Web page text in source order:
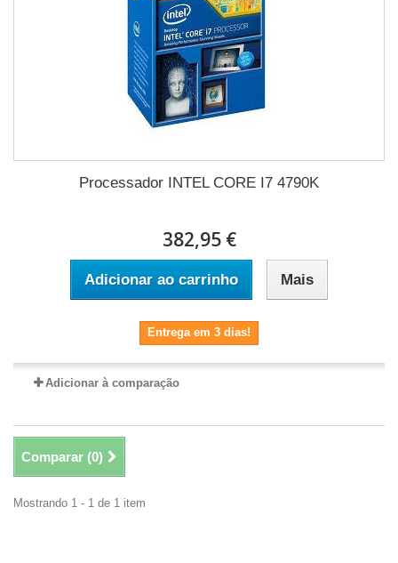
Processador INTEL CORE I7 4790K
382,95 €
Adicionar ao carrinho Mais
Entrega em 3 dias!
Adicionar à comparação
Comparar (0)
Mostrando 1 - 1 de 1 item